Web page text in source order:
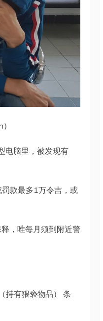
电脑里，被发现有
款最多1万令吉，或
，唯每月须到附近警
持有猥亵物品） 条